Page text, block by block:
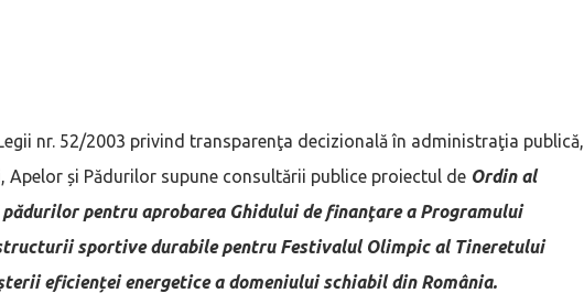
nr. 52/2003 privind transparenţa decizională în administraţia publică,
Apelor și Pădurilor supune consultării publice proiectul de Ordin al
pentru aprobarea Ghidului de finanţare a Programului
sportive durabile pentru Festivalul Olimpic al Tineretului
eficienței energetice a domeniului schiabil din România.